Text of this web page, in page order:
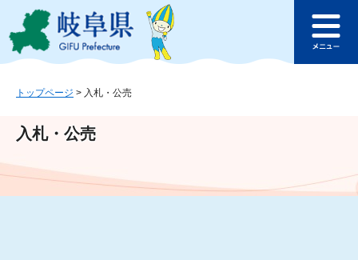
ジ
ュ
文
このページの本文へ
ュ
トップページ > 入札・公売
入札・公売